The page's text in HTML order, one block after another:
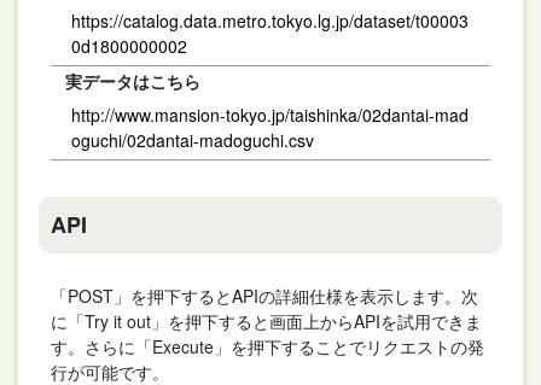
https://catalog.data.metro.tokyo.lg.jp/dataset/t00003
0d1800000002
実データはこちら
http://www.mansion-tokyo.jp/taishinka/02dantai-mad
oguchi/02dantai-madoguchi.csv
API
「POST」を押下するとAPIの詳細仕様を表示します。次
に「Try it out」を押下すると画面上からAPIを試用できま
す。さらに「Execute」を押下することでリクエストの発
行が可能です。